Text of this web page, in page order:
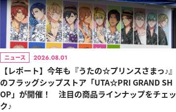
ニュース 2026.08.01
【レポート】今年も『うたの☆プリンスさまっ♪』
のフラッグシップストア「UTA☆PRI GRAND SH
OP」が開催！ 注目の商品ラインナップをチェッ
ク♪